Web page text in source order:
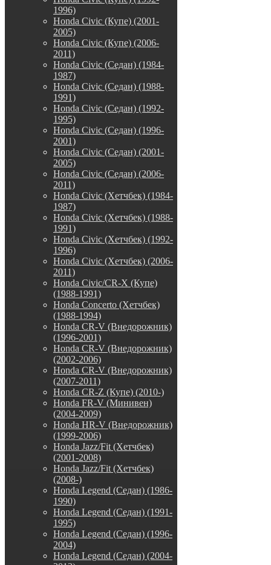
1996)
Honda Civic (Купе) (2001-
2005)
Honda Civic (Купе) (2006-
2011)
Honda Civic (Седан) (1984-
1987)
Honda Civic (Седан) (1988-
1991)
Honda Civic (Седан) (1992-
1995)
Honda Civic (Седан) (1996-
2001)
Honda Civic (Седан) (2001-
2005)
Honda Civic (Седан) (2006-
2011)
Honda Civic (Хетчбек) (1984-
1987)
Honda Civic (Хетчбек) (1988-
1991)
Honda Civic (Хетчбек) (1992-
1996)
Honda Civic (Хетчбек) (2006-
2011)
Honda Civic/CR-X (Купе)
(1988-1991)
Honda Concerto (Хетчбек)
(1988-1994)
Honda CR-V (Внедорожник)
(1996-2001)
Honda CR-V (Внедорожник)
(2002-2006)
Honda CR-V (Внедорожник)
(2007-2011)
Honda CR-Z (Купе) (2010-)
Honda FR-V (Минивен)
(2004-2009)
Honda HR-V (Внедорожник)
(1999-2006)
Honda Jazz/Fit (Хетчбек)
(2001-2008)
Honda Jazz/Fit (Хетчбек)
(2008-)
Honda Legend (Седан) (1986-
1990)
Honda Legend (Седан) (1991-
1995)
Honda Legend (Седан) (1996-
2004)
Honda Legend (Седан) (2004-